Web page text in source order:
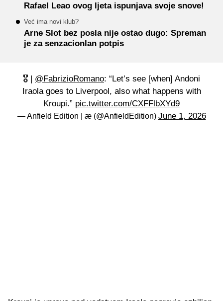
Rafael Leao ovog ljeta ispunjava svoje snove!
Već ima novi klub?
Arne Slot bez posla nije ostao dugo: Spreman
je za senzacionlan potpis
🎖️ | @FabrizioRomano: “Let’s see [when] Andoni
Iraola goes to Liverpool, also what happens with
Kroupi.” pic.twitter.com/CXFFlbXYd9
— Anfield Edition | æ (@AnfieldEdition) June 1, 2026